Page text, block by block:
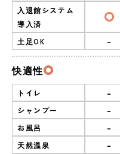
入退館システム
導入済
土足OK -
快適性
トイレ -
シャンプー
-
お風呂 -
天然温泉 -